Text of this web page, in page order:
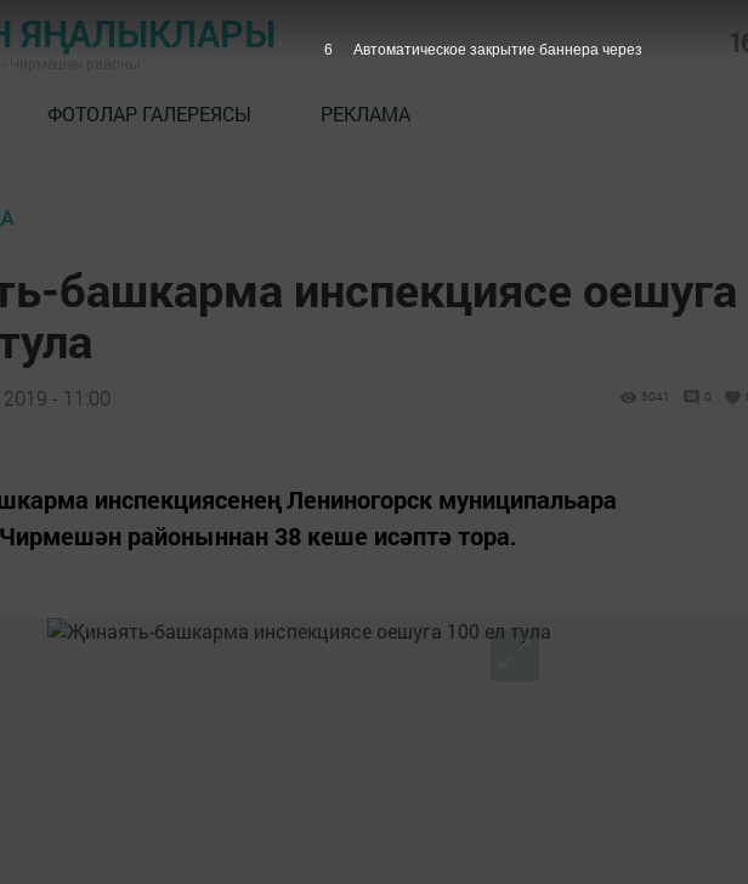
ЯҢАЛЫКЛАРЫ
ФОТОЛАР ГАЛЕРЕЯСЫ РЕКЛАМА
башкарма инспекциясе оешуга
- 11:00 5041 0
инспекциясенең Лениногорск муниципальара
районыннан 38 кеше исәптә тора.
5 Автоматическое закрытие баннера через